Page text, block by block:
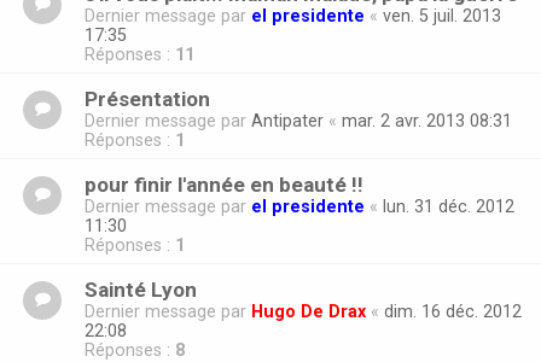
Dernier message par el presidente « ven. 5 juil. 2013
17:35
Réponses : 11
Présentation
Dernier message par Antipater « mar. 2 avr. 2013 08:31
Réponses : 1
pour finir l'année en beauté !!
Dernier message par el presidente « lun. 31 déc. 2012
11:30
Réponses : 1
Sainté Lyon
Dernier message par Hugo De Drax « dim. 16 déc. 2012
22:08
Réponses : 8